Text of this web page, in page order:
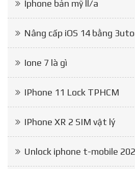
Iphone bản mỹ ll/a
Nâng cấp iOS 14 bằng
Ione 7 là gì
IPhone 11 Lock TPHCM
IPhone XR 2 SIM vật lý
Unlock iphone t-mobile